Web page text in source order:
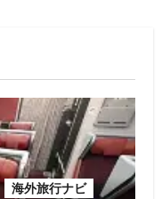
海外旅行ナビ